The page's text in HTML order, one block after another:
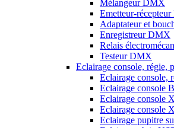
Mélangeur DMX
Emetteur-
Adaptateur et
Enregistreur DMX
Relais
Testeur DMX
Eclairage console, régie,
Eclairage console,
Eclairage console
Eclairage console
Eclairage console
Eclairage pupitre